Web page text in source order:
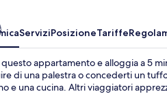
ServiziPosizioneTariffe
appartamento e alloggia a 5
di una palestra o concederti un
e una cucina. Altri viaggiatori